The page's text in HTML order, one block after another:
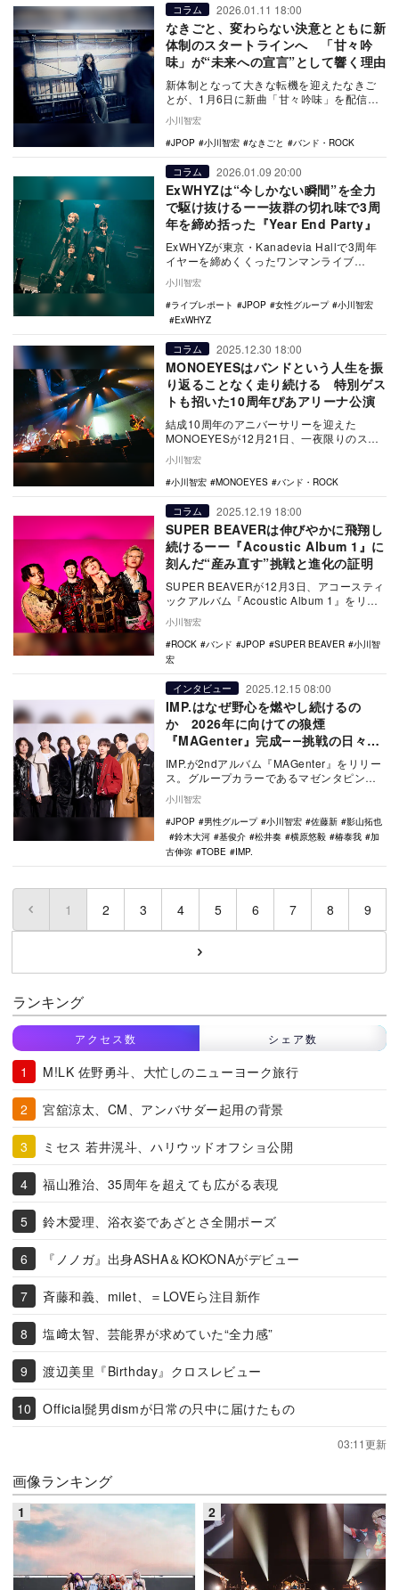
コラム 2026.01.11 18:00
なきごと、変わらない決意とともに新
体制のスタートラインへ 「甘々吟
味」が“未来への宣言”として響く理由
新体制となって大きな転機を迎えたなきご
とが、1月6日に新曲「甘々吟味」を配信リ
リース。同曲に込められた“未来への決意”を
紐解きな…
小川智宏
JPOP
小川智宏 なきごと バンド・ROCK
コラム 2026.01.09 20:00
ExWHYZは“今しかない瞬間”を全力
で駆け抜けるーー抜群の切れ味で3周
年を締め括った『Year End Party』
ExWHYZが東京・Kanadevia Hallで3周年
イヤーを締めくくったワンマンライブ
『ExWHYZ Special Liv…
小川智宏
ライブレポート
JPOP 女性グループ
小川智宏
ExWHYZ
コラム 2025.12.30 18:00
MONOEYESはバンドという人生を振
り返ることなく走り続ける 特別ゲス
トも招いた10周年ぴあアリーナ公演
結成10周年のアニバーサリーを迎えた
MONOEYESが12月21日、一夜限りのスペ
シャルライブを横浜・ぴあアリーナMMで開
催。そ…
小川智宏
小川智宏
MONOEYES バンド・ROCK
コラム 2025.12.19 18:00
SUPER BEAVERは伸びやかに飛翔し
続けるーー『Acoustic Album 1』に
刻んだ“産み直す”挑戦と進化の証明
SUPER BEAVERが12月3日、アコースティ
ックアルバム『Acoustic Album 1』をリリ
ースした。SUPER B…
小川智宏
ROCK
バンド JPOP SUPER BEAVER
小川智
宏
インタビュー 2025.12.15 08:00
IMP.はなぜ野心を燃やし続けるの
か 2026年に向けての狼煙
『MAGenter』完成――挑戦の日々を
語り合う
IMP.が2ndアルバム『MAGenter』をリリー
ス。グループカラーであるマゼンタピンク
に、さまざまな思いを重ねて名付けられ
た…
小川智宏
JPOP
男性グループ 小川智宏 佐藤新
影山拓也
鈴木大河
基俊介 松井奏 横原悠毅 椿泰我
加
古伸弥
TOBE IMP.
1 (current)
2 3 4 5 6 7 8 9
ランキング
アクセス数 シェア数
M!LK 佐野勇斗、大忙しのニューヨーク旅行
宮舘涼太、CM、アンバサダー起用の背景
ミセス 若井滉斗、ハリウッドオフショ公開
福山雅治、35周年を超えても広がる表現
鈴木愛理、浴衣姿であざとさ全開ポーズ
『ノノガ』出身ASHA＆KOKONAがデビュー
斉藤和義、milet、＝LOVEら注目新作
塩﨑太智、芸能界が求めていた“全力感”
渡辺美里『Birthday』クロスレビュー
Official髭男dismが日常の只中に届けたもの
03:11更新
画像ランキング